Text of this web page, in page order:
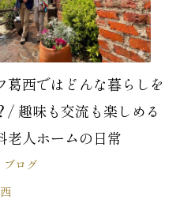
葛西ではどんな暮らしを
/ 趣味も交流も楽しめる
老人ホームの日常
ブログ